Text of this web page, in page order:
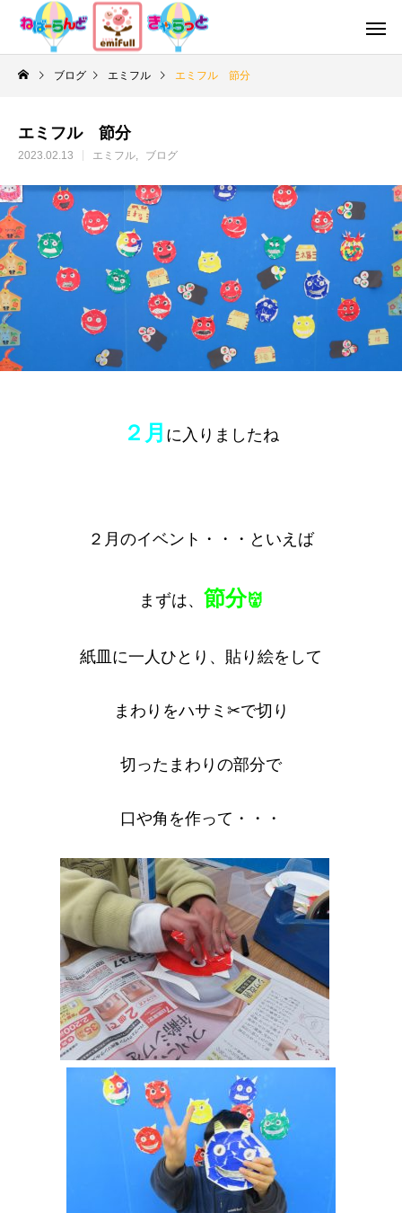
ブログ エミフル エミフル 節分
エミフル 節分
2023.02.13 エミフル ブログ
２月 に入りましたね
２月のイベント・・・といえば
まずは、 節分👹
紙皿に一人ひとり、貼り絵をして
まわりをハサミ✂で切り
切ったまわりの部分で
口や角を作って・・・